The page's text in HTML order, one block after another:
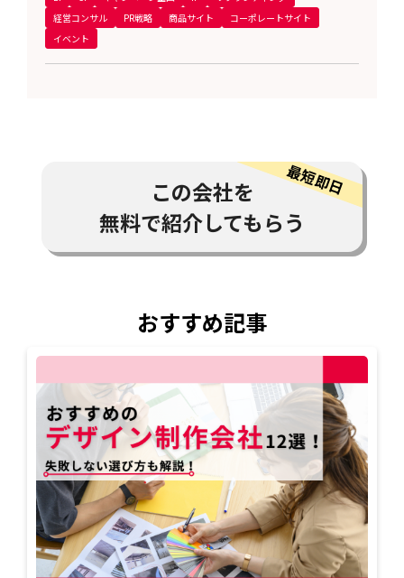
経営コンサル
PR戦略 商品サイト
コーポレートサイト
イベント
この会社を
無料で紹介してもらう
おすすめ記事